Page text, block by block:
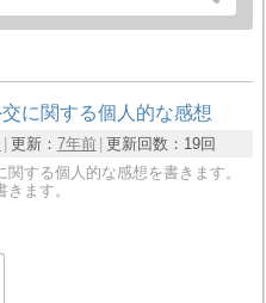
に関する個人的な感想
更新： 7年前 更新回数： 19回
する個人的な感想を書きます。
ます。